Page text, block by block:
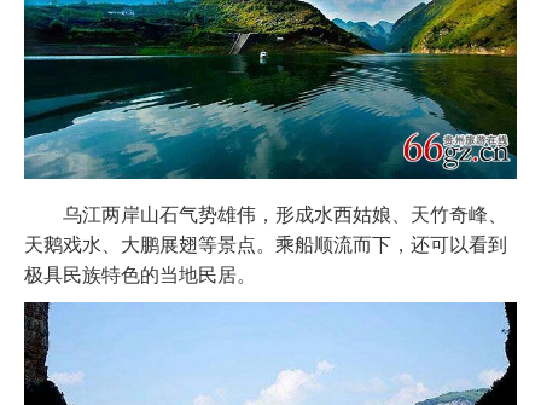
乌江两岸山石气势雄伟，形成水西姑娘、天竹奇峰、
天鹅戏水、大鹏展翅等景点。乘船顺流而下，还可以看到
极具民族特色的当地民居。